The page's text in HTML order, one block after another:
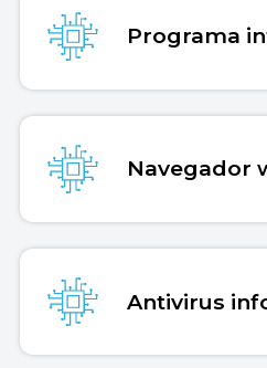
Programa
Navegador
Antivirus